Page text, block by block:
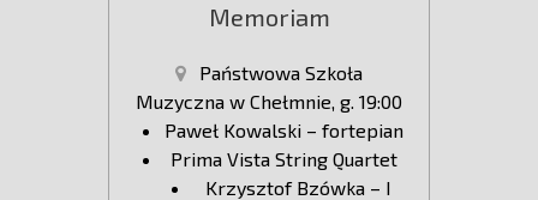
Memoriam
Państwowa Szkoła
Muzyczna w Chełmnie, g. 19:00
Paweł Kowalski – fortepian
Prima Vista String Quartet
Krzysztof Bzówka – I